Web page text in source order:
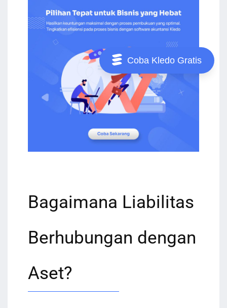
Bagaimana Liabilitas
Berhubungan dengan
Aset?
Coba Kledo Gratis